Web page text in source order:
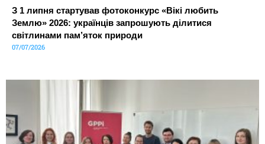
З 1 липня стартував фотоконкурс «Вікі любить
Землю» 2026: українців запрошують ділитися
світлинами пам’яток природи
07/07/2026